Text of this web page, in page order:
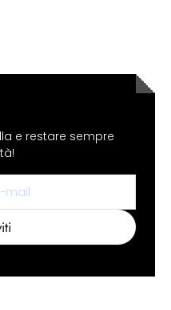
e restare sempre